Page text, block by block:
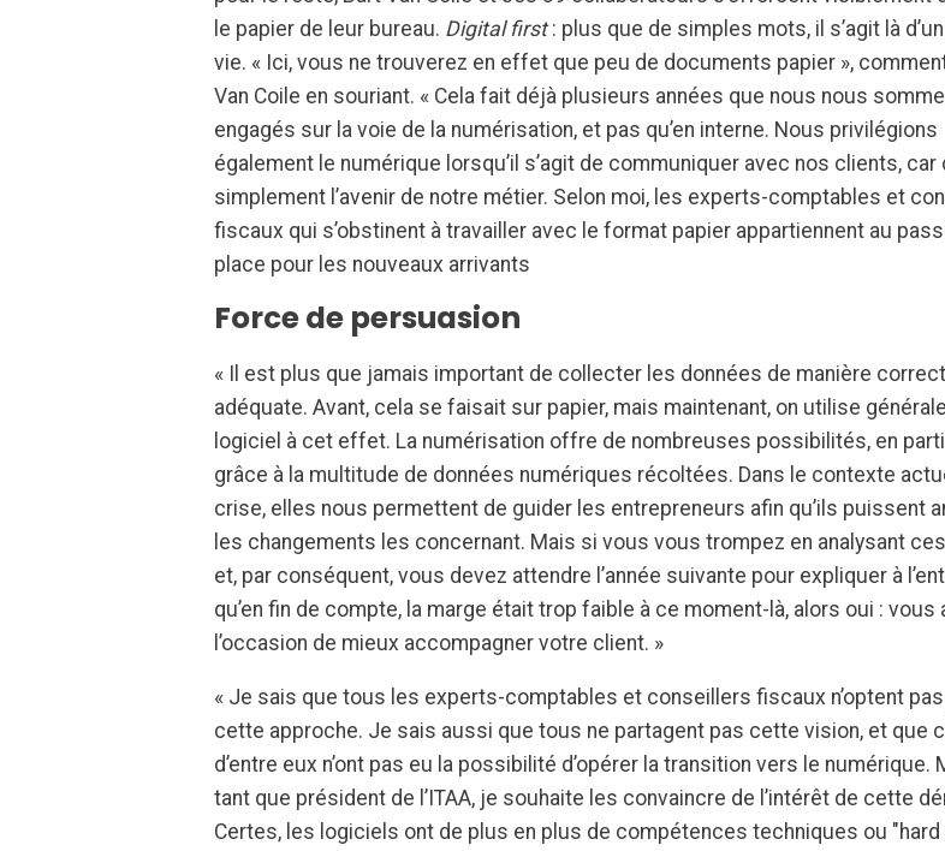
le papier de leur bureau. Digital first: plus que de simples mots, il s’agit là
vie. « Ici, vous ne trouverez en effet que peu de documents papier »,
Van Coile en souriant. « Cela fait déjà plusieurs années que nous nous
engagés sur la voie de la numérisation, et pas qu’en interne. Nous privilégions
également le numérique lorsqu’il s’agit de communiquer avec nos clients, car
simplement l’avenir de notre métier. Selon moi, les experts-comptables et
fiscaux qui s’obstinent à travailler avec le format papier appartiennent au
place pour les nouveaux arrivants
Force de persuasion
« Il est plus que jamais important de collecter les données de manière
adéquate. Avant, cela se faisait sur papier, mais maintenant, on utilise
logiciel à cet effet. La numérisation offre de nombreuses possibilités, en
grâce à la multitude de données numériques récoltées. Dans le contexte
crise, elles nous permettent de guider les entrepreneurs afin qu’ils puissent
les changements les concernant. Mais si vous vous trompez en analysant
et, par conséquent, vous devez attendre l’année suivante pour expliquer à
qu’en fin de compte, la marge était trop faible à ce moment-là, alors oui : vous
l’occasion de mieux accompagner votre client. »
« Je sais que tous les experts-comptables et conseillers fiscaux n’optent
cette approche. Je sais aussi que tous ne partagent pas cette vision, et que
d’entre eux n’ont pas eu la possibilité d’opérer la transition vers le numérique.
tant que président de l’ITAA, je souhaite les convaincre de l’intérêt de cette
Certes, les logiciels ont de plus en plus de compétences techniques ou "hard